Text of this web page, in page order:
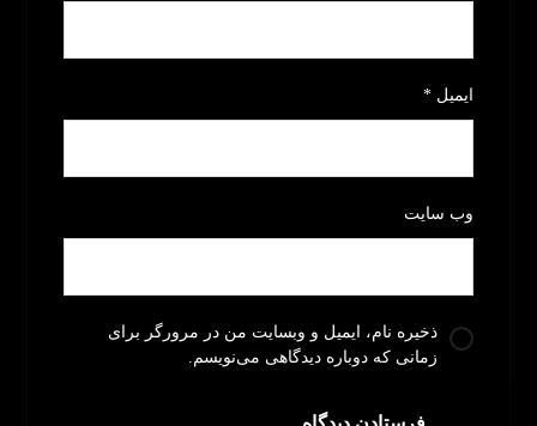
ایمیل*
وب‌ سایت
ذخیره نام، ایمیل و وبسایت من در مرورگر برای
زمانی که دوباره دیدگاهی می‌نویسم.